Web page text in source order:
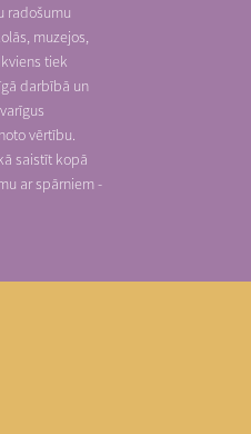
radošumu
muzejos,
tiek
darbībā un
vērtību.
saistīt kopā
ar spārniem -